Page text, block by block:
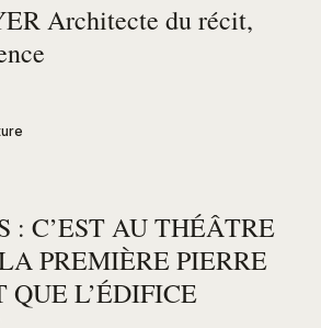
Architecte du récit,
: C’EST AU THÉÂTRE
PREMIÈRE PIERRE
L’ÉDIFICE